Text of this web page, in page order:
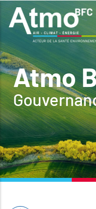
Aller
contenu
principal
Atmo